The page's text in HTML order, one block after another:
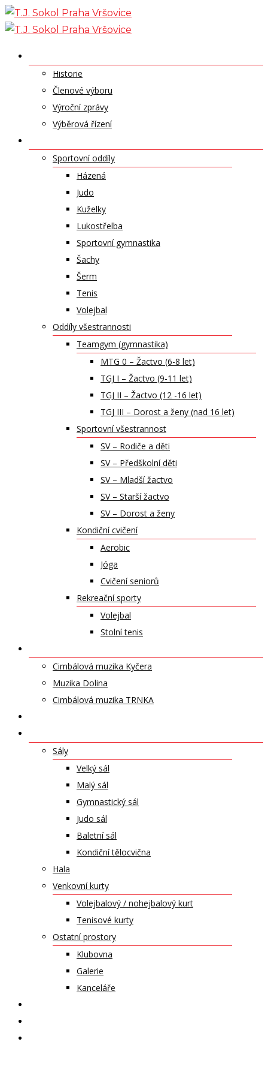
Skip
to
Historie
Členové výboru
Výroční zprávy
Výběrová řízení
Sportovní oddíly
Házená
Judo
Kuželky
Lukostřelba
Sportovní gymnastika
Šachy
Šerm
Tenis
Volejbal
Oddíly všestrannosti
Teamgym (gymnastika)
MTG 0 – Žactvo (6-8 let)
TGJ I – Žactvo (9-11 let)
TGJ II – Žactvo (12 -16 let)
TGJ III – Dorost a ženy (nad 16 let)
Sportovní všestrannost
SV – Rodiče a děti
SV – Předškolní děti
SV – Mladší žactvo
SV – Starší žactvo
SV – Dorost a ženy
Kondiční cvičení
Aerobic
Jóga
Cvičení seniorů
Rekreační sporty
Volejbal
Stolní tenis
Cimbálová muzika Kyčera
Muzika Dolina
Cimbálová muzika TRNKA
Sály
Velký sál
Malý sál
Gymnastický sál
Judo sál
Baletní sál
Kondiční tělocvična
Hala
Venkovní kurty
Volejbalový / nohejbalový kurt
Tenisové kurty
Ostatní prostory
Klubovna
Galerie
Kanceláře